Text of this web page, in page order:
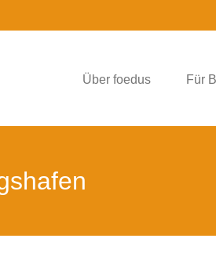
Über foedus Für